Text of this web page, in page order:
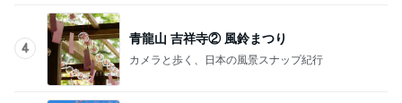
4
青龍山 吉祥寺② 風鈴まつり
カメラと歩く、日本の風景スナップ紀行